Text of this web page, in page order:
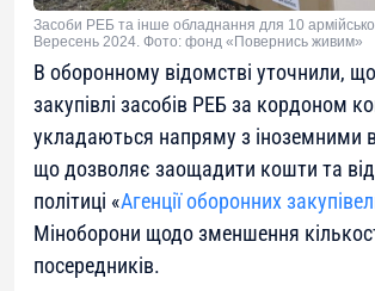
Засоби РЕБ та інше обладнання для 10
Вересень 2024. Фото: фонд «Повернись живим»
В оборонному відомстві уточнили, що
закупівлі засобів РЕБ за кордоном
укладаються напряму з іноземними
що дозволяє заощадити кошти та
політиці «Агенції оборонних
Міноборони щодо зменшення
посередників.